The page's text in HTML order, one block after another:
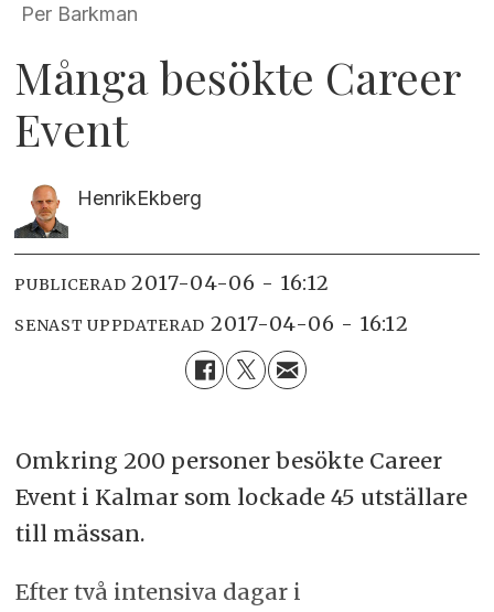
Per Barkman
Många besökte Career
Event
HenrikEkberg
PUBLICERAD 2017-04-06 - 16:12
SENAST UPPDATERAD 2017-04-06 - 16:12
Omkring 200 personer besökte Career
Event i Kalmar som lockade 45 utställare
till mässan.
Efter två intensiva dagar i